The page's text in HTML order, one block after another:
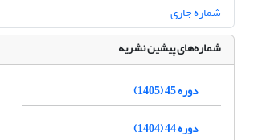
شماره جاری
شماره‌های پیشین نشریه
دوره 45 (1405)
دوره 44 (1404)